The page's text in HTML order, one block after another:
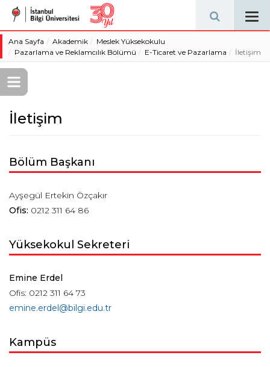
Ana Sayfa Akademik
Meslek Yüksekokulu
Pazarlama ve Reklamcılık Bölümü
E-Ticaret ve Pazarlama İletişim
İletişim
Bölüm Başkanı
Ayşegül Ertekin Özçakır
Ofis: 0212 311 64 86
Yüksekokul Sekreteri
Emine Erdel
Ofis: 0212 311 64 73
emine.erdel@bilgi.edu.tr
Kampüs